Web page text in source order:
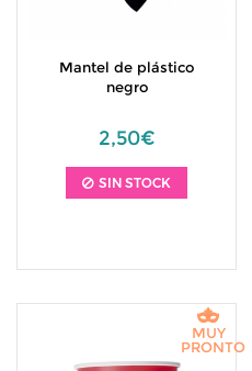
Mantel de plástico
negro
2,50€
SIN STOCK
MUY
PRONTO